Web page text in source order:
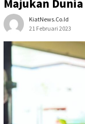
Majukan
KiatNews.co.id
21 Februari 2023